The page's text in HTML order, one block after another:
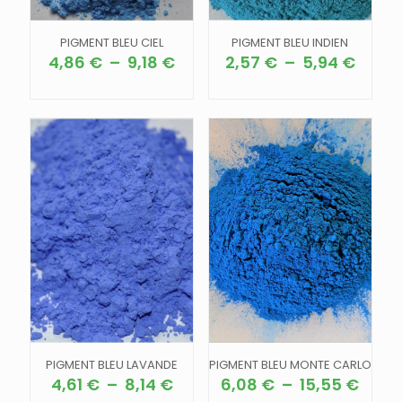
PIGMENT BLEU CIEL
4,86 € – 9,18 €Plage
à
9,18 €
a
plusieurs
variations.
Les
options
peuvent
être
choisies
sur
la
page
du
produit
PIGMENT BLEU INDIEN
2,57 € – 5,94 €Plage
à
5,94
a
plusieurs
variations.
Les
options
peuvent
être
choisies
sur
la
page
du
produit
PIGMENT BLEU LAVANDE
4,61 € – 8,14 €Plage
PIGMENT BLEU MONTE CARLO
6,08 € – 15,55 €